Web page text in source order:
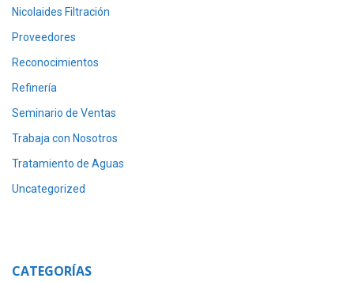
Nicolaides Filtración
Proveedores
Reconocimientos
Refinería
Seminario de Ventas
Trabaja con Nosotros
Tratamiento de Aguas
Uncategorized
CATEGORÍAS